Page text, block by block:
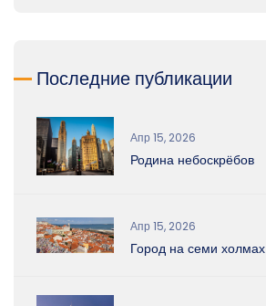
Последние публикации
Апр 15, 2026
Родина небоскрёбов
Апр 15, 2026
Город на семи холмах